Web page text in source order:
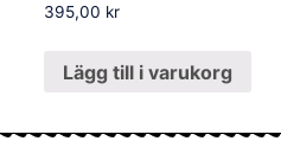
395,00 kr
Lägg till i varukorg